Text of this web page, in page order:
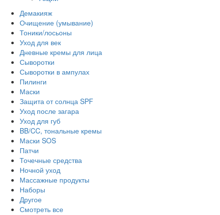
Демакияж
Очищение (умывание)
Тоники/лосьоны
Уход для век
Дневные кремы для лица
Сыворотки
Сыворотки в ампулах
Пилинги
Маски
Защита от солнца SPF
Уход после загара
Уход для губ
BB/CC, тональные кремы
Маски SOS
Патчи
Точечные средства
Ночной уход
Массажные продукты
Наборы
Другое
Смотреть все